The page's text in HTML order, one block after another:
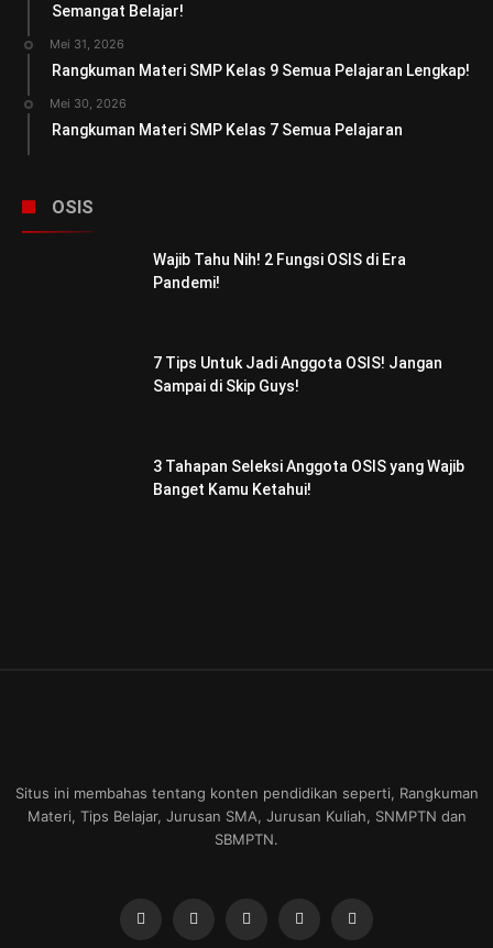
Semangat Belajar!
Mei 31, 2026
Rangkuman Materi SMP Kelas 9 Semua Pelajaran Lengkap!
Mei 30, 2026
Rangkuman Materi SMP Kelas 7 Semua Pelajaran
OSIS
Wajib Tahu Nih! 2 Fungsi OSIS di Era
Pandemi!
7 Tips Untuk Jadi Anggota OSIS! Jangan
Sampai di Skip Guys!
3 Tahapan Seleksi Anggota OSIS yang Wajib
Banget Kamu Ketahui!
Situs ini membahas tentang konten pendidikan seperti, Rangkuman
Materi, Tips Belajar, Jurusan SMA, Jurusan Kuliah, SNMPTN dan
SBMPTN.